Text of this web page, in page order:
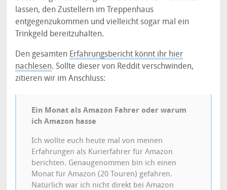
lassen, den Zustellern im Treppenhaus
entgegenzukommen und vielleicht sogar mal ein
Trinkgeld bereitzuhalten.
Den gesamten Erfahrungsbericht könnt ihr hier
nachlesen. Sollte dieser von Reddit verschwinden,
zitieren wir im Anschluss:
Ein Monat als Amazon Fahrer oder warum
ich Amazon hasse
Ich wollte euch heute mal von meinen
Erfahrungen als Kurierfahrer für Amazon
berichten. Genaugenommen bin ich einen
Monat für Amazon (20 Touren) gefahren.
Natürlich war ich nicht direkt bei Amazon